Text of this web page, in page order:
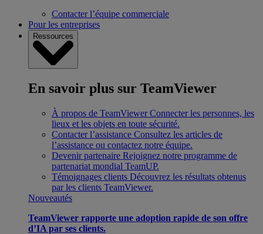
Contacter l’équipe commerciale
Pour les entreprises
Ressources
En savoir plus sur TeamViewer
À propos de TeamViewer Connecter les personnes, les
lieux et les objets en toute sécurité.
Contacter l’assistance Consultez les articles de
l’assistance ou contactez notre équipe.
Devenir partenaire Rejoignez notre programme de
partenariat mondial TeamUP.
Témoignages clients Découvrez les résultats obtenus
par les clients TeamViewer.
Nouveautés
TeamViewer rapporte une adoption rapide de son offre
d’IA par ses clients.